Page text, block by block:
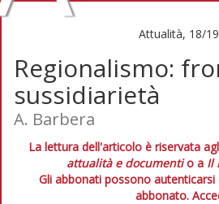
Attualità, 18/
Regionalismo:
sussidiarietà
A. Barbera
La lettura dell'articolo è riservata
attualità e documentio a Il
Gli abbonati possono
abbonato.